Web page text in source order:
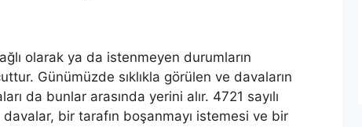
olarak ya da istenmeyen durumların
Günümüzde sıklıkla görülen ve davaların
da bunlar arasında yerini alır. 4721 sayılı
bir tarafın boşanmayı istemesi ve bir